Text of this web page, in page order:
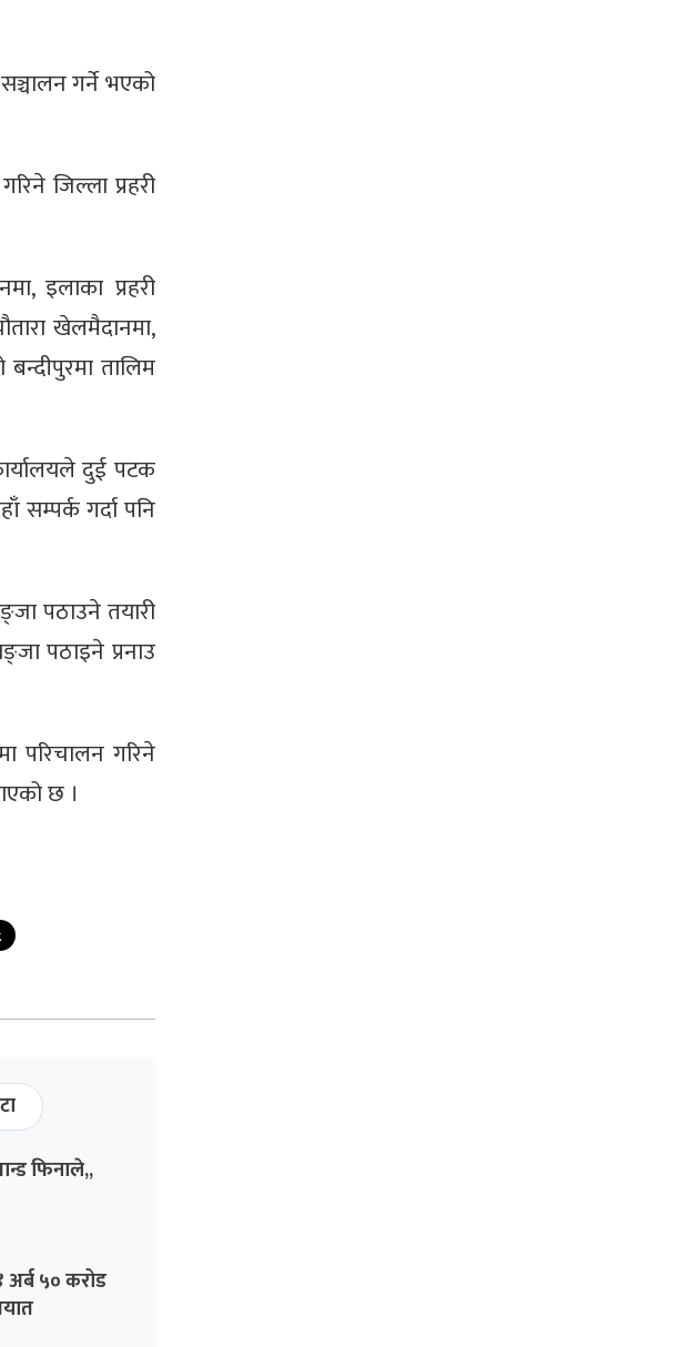
गर्ने भएको
जिल्ला प्रहरी
इलाका प्रहरी
खेलमैदानमा,
तालिम
दुई पटक
गर्दा पनि
पठाउने तयारी
पठाइने प्रनाउ
परिचालन गरिने
छ ।
फिनाले,,
अर्ब ५० करोड